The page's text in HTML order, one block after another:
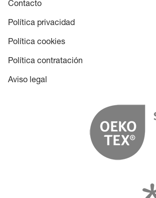
Contacto
Política privacidad
Política cookies
Política contratación
Aviso legal